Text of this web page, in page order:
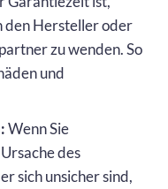
den Hersteller oder
zu wenden. So
und
Wenn Sie
des
sich unsicher sind,